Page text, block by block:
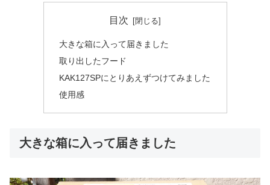
目次
大きな箱に入って届きました
取り出したフード
KAK127SPにとりあえずつけてみました
使用感
大きな箱に入って届きました